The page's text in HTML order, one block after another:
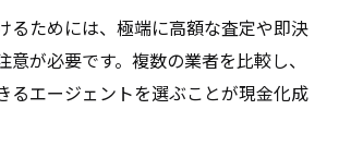
るためには、極端に高額な査定や即決
意が必要です。複数の業者を比較し、
るエージェントを選ぶことが現金化成